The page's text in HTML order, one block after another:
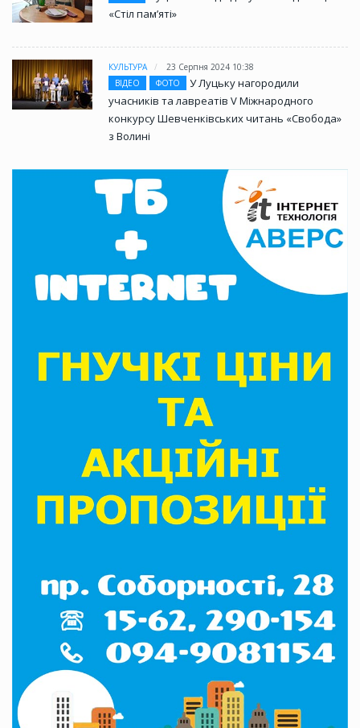
«Стіл памʼяті»
КУЛЬТУРА
23 Серпня 2024 10:38
ВІДЕО
ФОТО
У Луцьку нагородили
учасників та лавреатів V Міжнародного
конкурсу Шевченківських читань «Свобода»
з Волині